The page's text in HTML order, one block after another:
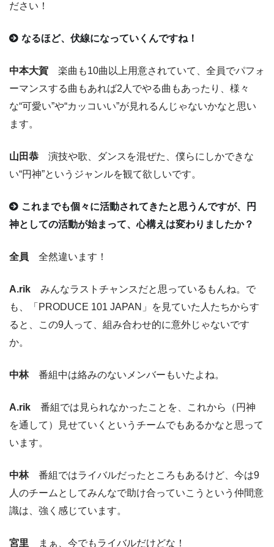
ださい！
なるほど、伏線になっていくんですね！
中本大賀 楽曲も10曲以上用意されていて、全員でパフォ
ーマンスする曲もあれば2人でやる曲もあったり、様々
な“可愛い”や“カッコいい”が見れるんじゃないかなと思い
ます。
山田恭 演技や歌、ダンスを混ぜた、僕らにしかできな
い“円神”というジャンルを観て欲しいです。
これまでも個々に活動されてきたと思うんですが、円
神としての活動が始まって、心構えは変わりましたか？
全員 全然違います！
A.rik みんなラストチャンスだと思っているもんね。で
も、「PRODUCE 101 JAPAN」を見ていた人たちからす
ると、この9人って、組み合わせ的に意外じゃないです
か。
中林番組中は絡みのないメンバーもいたよね。
A.rik 番組では見られなかったことを、これから（円神
を通して）見せていくというチームでもあるかなと思って
います。
中林番組ではライバルだったところもあるけど、今は9
人のチームとしてみんなで助け合っていこうという仲間意
識は、強く感じています。
宮里 まぁ、今でもライバルだけどな！